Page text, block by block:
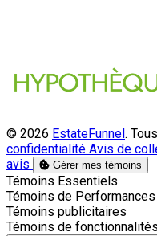
© 2026 EstateFunnel.
confidentialité Avis de
avis
Gérer mes témoins
Activer
Témoins Essentiels
Activer
Témoins de Performances
Activer
Témoins publicitaires
Activer
Témoins de fonctionnalités